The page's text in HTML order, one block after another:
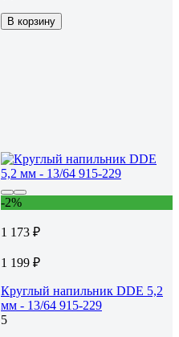
В корзину
-2%
1 173 ₽
1 199 ₽
Круглый напильник DDE 5,2
мм - 13/64 915-229
5